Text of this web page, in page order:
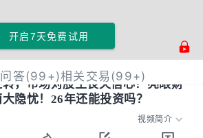
开启7天免费试用
答(99+)相关交易(99+)
，市场对股王丧失信心？亮眼财
隐忧！26年还能投资吗？
视频简介